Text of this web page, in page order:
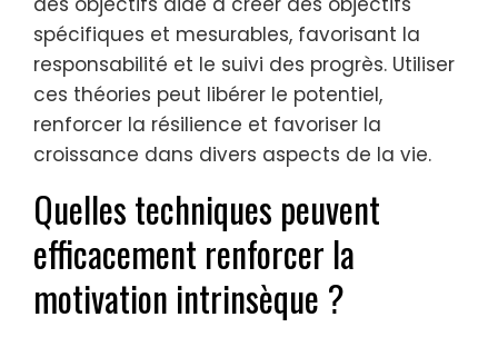
spécifiques et mesurables, favorisant la
responsabilité et le suivi des progrès. Utiliser
ces théories peut libérer le potentiel,
renforcer la résilience et favoriser la
croissance dans divers aspects de la vie.
Quelles techniques peuvent
efficacement renforcer la
motivation intrinsèque ?